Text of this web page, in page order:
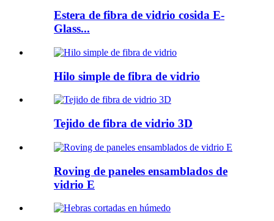
Estera de fibra de vidrio cosida E-
Glass...
Hilo simple de fibra de vidrio
Tejido de fibra de vidrio 3D
Roving de paneles ensamblados de
vidrio E